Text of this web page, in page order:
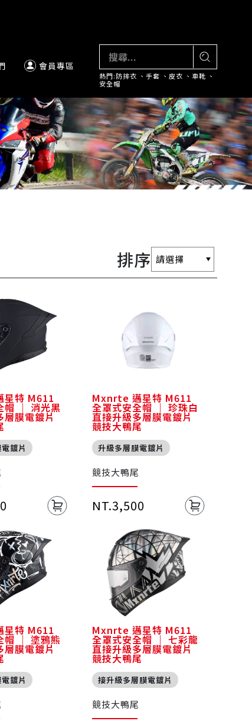
會員專區
熱門:防摔衣 、手套 、 皮衣 、車靴 、
安全帽
排序
特 M611
帽 ｜ 消光黑
層膜電鍍片
鍍片
Mxnrte 邁星特 M611
全罩式安全帽 ｜ 珍珠白
直接升級多層膜電鍍片
競技大鴨尾
升級多層膜電鍍片
競技大鴨尾
NT.3,500
特 M611
帽 ｜ 塗鴉熊
層膜電鍍片
鍍片
Mxnrte 邁星特 M611
全罩式安全帽 ｜ 七彩龍
直接升級多層膜電鍍片
競技大鴨尾
接升級多層膜電鍍片
競技大鴨尾